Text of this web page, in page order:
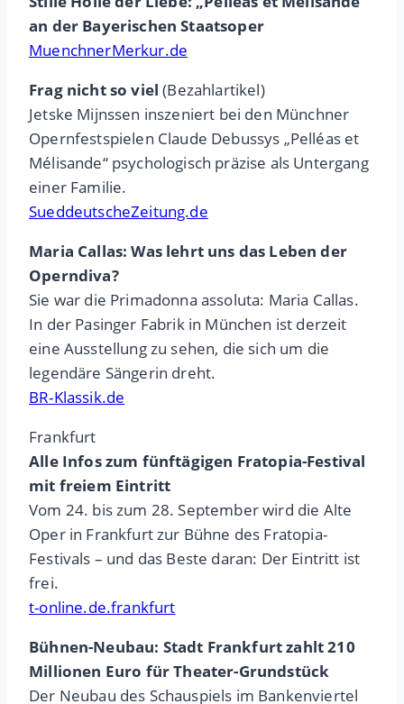
an der Bayerischen Staatsoper
MuenchnerMerkur.de
Frag nicht so viel (Bezahlartikel)
Jetske Mijnssen inszeniert bei den Münchner
Opernfestspielen Claude Debussys „Pelléas et
Mélisande“ psychologisch präzise als Untergang
einer Familie.
SueddeutscheZeitung.de
Maria Callas: Was lehrt uns das Leben der
Operndiva?
Sie war die Primadonna assoluta: Maria Callas.
In der Pasinger Fabrik in München ist derzeit
eine Ausstellung zu sehen, die sich um die
legendäre Sängerin dreht.
BR-Klassik.de
Frankfurt
Alle Infos zum fünftägigen Fratopia-Festival
mit freiem Eintritt
Vom 24. bis zum 28. September wird die Alte
Oper in Frankfurt zur Bühne des Fratopia-
Festivals – und das Beste daran: Der Eintritt ist
frei.
t-online.de.frankfurt
Bühnen-Neubau: Stadt Frankfurt zahlt 210
Millionen Euro für Theater-Grundstück
Der Neubau des Schauspiels im Bankenviertel